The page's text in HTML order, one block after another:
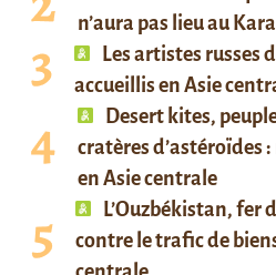
n’aura pas lieu au
Les artistes russes
accueillis en Asie
Desert kites,
cratères d’astéroïdes
en Asie centrale
L’Ouzbékistan, fer
contre le trafic de